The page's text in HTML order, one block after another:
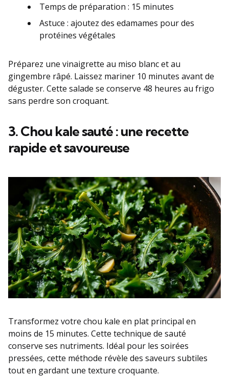
Temps de préparation : 15 minutes
Astuce : ajoutez des edamames pour des
protéines végétales
Préparez une vinaigrette au miso blanc et au
gingembre râpé. Laissez mariner 10 minutes avant de
déguster. Cette salade se conserve 48 heures au frigo
sans perdre son croquant.
3. Chou kale sauté : une recette
rapide et savoureuse
Transformez votre chou kale en plat principal en
moins de 15 minutes. Cette technique de sauté
conserve ses nutriments. Idéal pour les soirées
pressées, cette méthode révèle des saveurs subtiles
tout en gardant une texture croquante.